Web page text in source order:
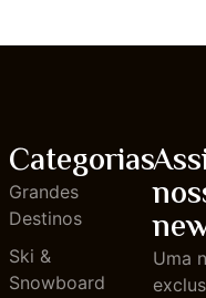
Categorias
Grandes
Destinos
Ski &
Snowboard
Uma